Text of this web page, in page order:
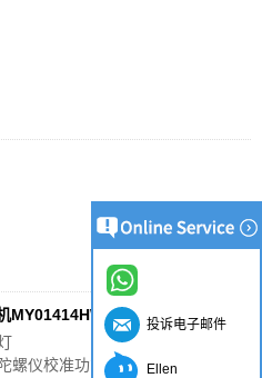
MY01414HW1
螺仪校准功能
投诉电子邮件
Ellen